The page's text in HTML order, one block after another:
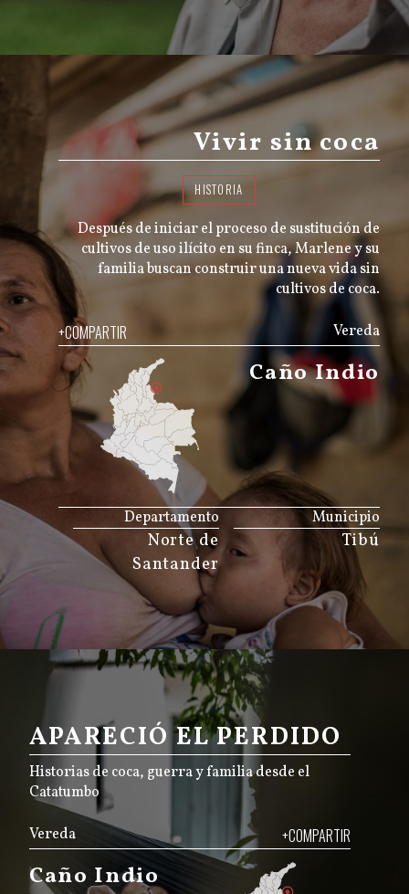
Vivir sin coca
HISTORIA
Después de iniciar el proceso de sustitución de
cultivos de uso ilícito en su finca, Marlene y su
familia buscan construir una nueva vida sin
cultivos de coca.
Vereda
+COMPARTIR
Caño Indio
Municipio
Tibú
Departamento
Norte de
Santander
APARECIÓ EL PERDIDO
Historias de coca, guerra y familia desde el
Catatumbo
Vereda +COMPARTIR
Caño Indio